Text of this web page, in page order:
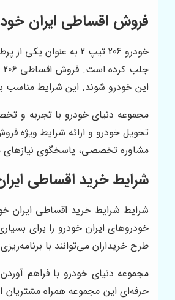
فروش اقساطی ایران خودرو ویژه مدل 206 تیپ 2
خودرو 206 تیپ 2 به
این خودرو شوند. این شرایط مناسب
مجموعه دنیای خودرو با تجربه و
مشاوره تخصصی، پاسخگوی نیازهای
شرایط خرید اقساطی
شرایط شرایط خرید اقساطی ایران
طرح خریداران می‌توانند با
مجموعه دنیای خودرو با فراهم
حرفه‌ای این مجموعه همراه مشتریان